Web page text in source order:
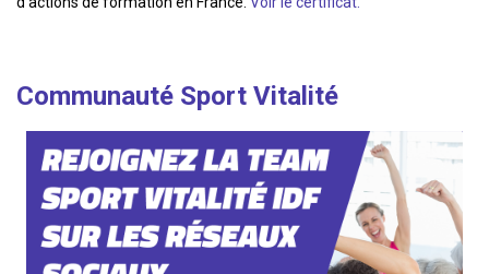
Communauté Sport Vitalité